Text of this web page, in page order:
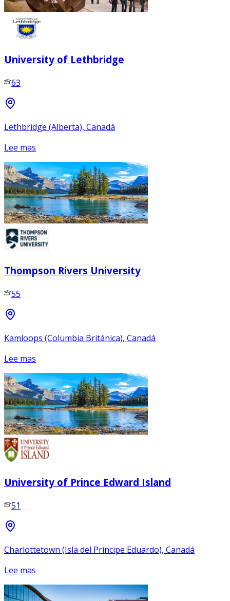
University of Lethbridge
63
Lethbridge (Alberta), Canadá
Lee mas
Thompson Rivers University
55
Kamloops (Columbia Británica), Canadá
Lee mas
University of Prince Edward Island
51
Charlottetown (Isla del Príncipe Eduardo), Canadá
Lee mas